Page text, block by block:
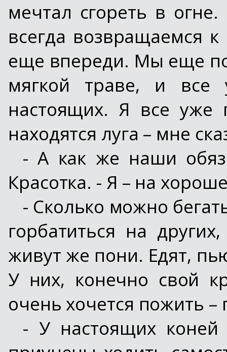
мечтал сгореть в
всегда возвращаемся
еще впереди. Мы еще
мягкой траве, и все
настоящих. Я все уже
находятся луга – мне
- А как же наши
Красотка. - Я – на
- Сколько можно
горбатиться на
живут же пони. Едят,
У них, конечно свой
очень хочется пожить
- У настоящих коней